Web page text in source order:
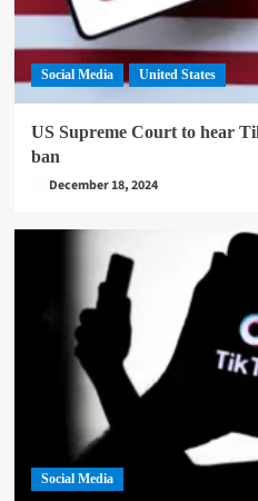
Social Media United States
US Supreme Court to hear
ban
December 18, 2024
Social Media